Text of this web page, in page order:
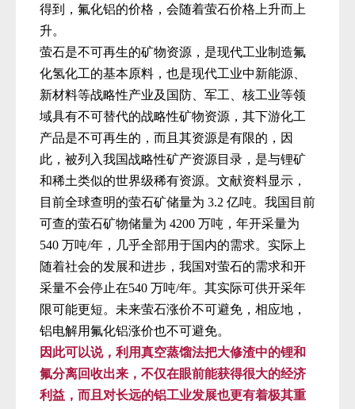
得到，氟化铝的价格，会随着萤石价格上升而上
升。
萤石是不可再生的矿物资源，是现代工业制造氟
化氢化工的基本原料，也是现代工业中新能源、
新材料等战略性产业及国防、军工、核工业等领
域具有不可替代的战略性矿物资源，其下游化工
产品是不可再生的，而且其资源是有限的，因
此，被列入我国战略性矿产资源目录，是与锂矿
和稀土类似的世界级稀有资源。文献资料显示，
目前全球查明的萤石矿储量为 3.2 亿吨。我国目前
可查的萤石矿物储量为 4200 万吨，年开采量为
540 万吨/年，几乎全部用于国内的需求。实际上
随着社会的发展和进步， 我国对萤石的需求和开
采量不会停止在540 万吨/年。 其实际可供开采年
限可能更短。未来萤石涨价不可避免，相应地，
铝电解用氟化铝涨价也不可避免。
因此可以说，利用真空蒸馏法把大修渣中的锂和
氟分离回收出来，不仅在眼前能获得很大的经济
利益，而且对长远的铝工业发展也更有着极其重